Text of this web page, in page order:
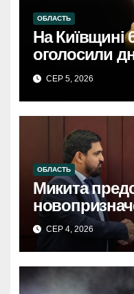
ОБЛАСТЬ
На Київщині
оголосили
серпня –
загиблими.
СЕР 5, 2026
ОБЛАСТЬ
Микита
Київської
представив:
Київської
СЕР 4, 2026